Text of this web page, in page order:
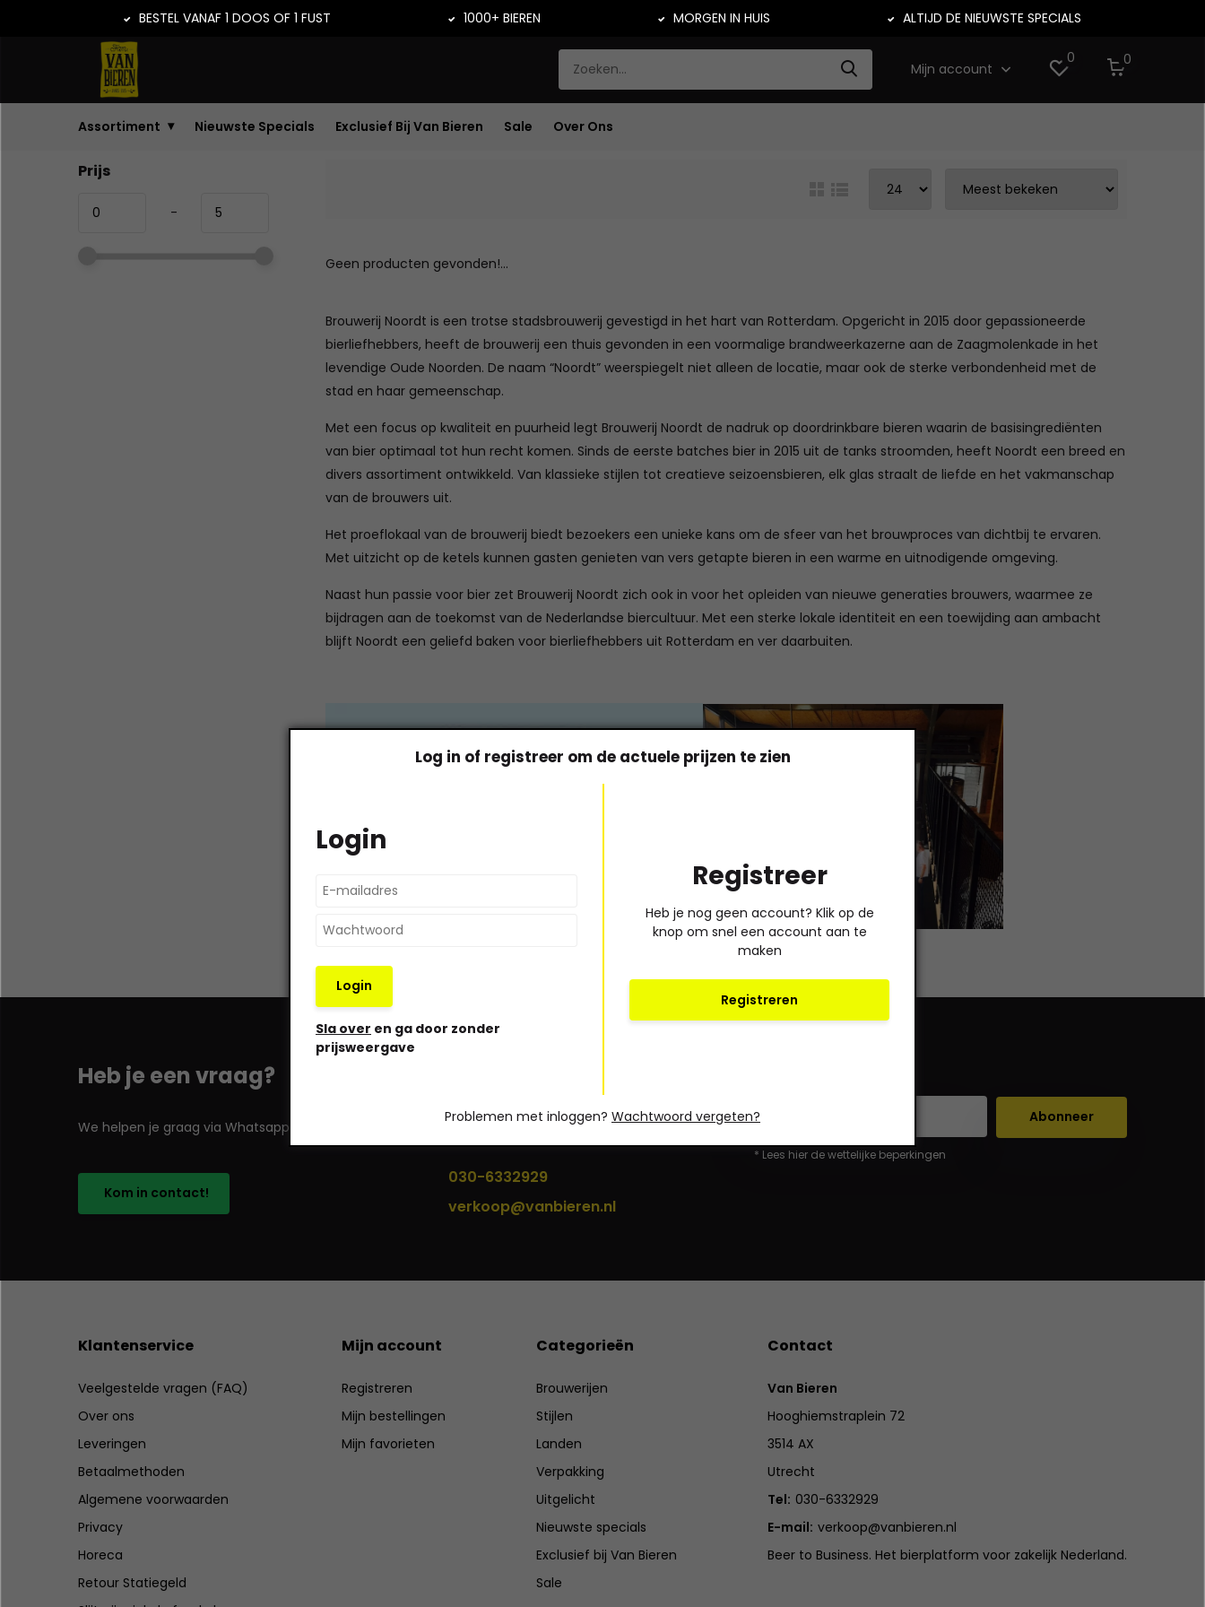
BESTEL VANAF 1 DOOS OF 1 FUST 1000+ BIEREN MORGEN IN HUIS ALTIJD DE NIEUWSTE SPECIALS
Mijn account
0 0
Assortiment Nieuwste Specials Exclusief Bij Van Bieren Sale Over Ons
Log in of registreer om de actuele prijzen te zien
Login
Login
Sla over en ga door zonder
prijsweergave
Registreer
Heb je nog geen account? Klik op de
knop om snel een account aan te
maken
Registreren
Problemen met inloggen? Wachtwoord vergeten?
Prijs
-
Geen producten gevonden!...
Brouwerij Noordt is een trotse stadsbrouwerij gevestigd in het hart van Rotterdam. Opgericht in 2015 door gepassioneerde
bierliefhebbers, heeft de brouwerij een thuis gevonden in een voormalige brandweerkazerne aan de Zaagmolenkade in het
levendige Oude Noorden. De naam “Noordt” weerspiegelt niet alleen de locatie, maar ook de sterke verbondenheid met de
stad en haar gemeenschap.
Met een focus op kwaliteit en puurheid legt Brouwerij Noordt de nadruk op doordrinkbare bieren waarin de basisingrediënten
van bier optimaal tot hun recht komen. Sinds de eerste batches bier in 2015 uit de tanks stroomden, heeft Noordt een breed en
divers assortiment ontwikkeld. Van klassieke stijlen tot creatieve seizoensbieren, elk glas straalt de liefde en het vakmanschap
van de brouwers uit.
Het proeflokaal van de brouwerij biedt bezoekers een unieke kans om de sfeer van het brouwproces van dichtbij te ervaren.
Met uitzicht op de ketels kunnen gasten genieten van vers getapte bieren in een warme en uitnodigende omgeving.
Naast hun passie voor bier zet Brouwerij Noordt zich ook in voor het opleiden van nieuwe generaties brouwers, waarmee ze
bijdragen aan de toekomst van de Nederlandse biercultuur. Met een sterke lokale identiteit en een toewijding aan ambacht
blijft Noordt een geliefd baken voor bierliefhebbers uit Rotterdam en ver daarbuiten.
Heb je een vraag?
We helpen je graag via Whatsapp!
Kom in contact!
Ma t/m vr: 09:00 uur tot 17:00 uur
030-6332929
verkoop@vanbieren.nl
Abonneer
* Lees hier de wettelijke beperkingen
Klantenservice
Veelgestelde vragen (FAQ)
Over ons
Leveringen
Betaalmethoden
Algemene voorwaarden
Privacy
Horeca
Retour Statiegeld
Mijn account
Registreren
Mijn bestellingen
Mijn favorieten
Categorieën
Brouwerijen
Stijlen
Landen
Verpakking
Uitgelicht
Nieuwste specials
Exclusief bij Van Bieren
Sale
Contact
Van Bieren
Hooghiemstraplein 72
3514 AX
Utrecht
Tel: 030-6332929
E-mail: verkoop@vanbieren.nl
Beer to Business. Het bierplatform voor zakelijk Nederland.